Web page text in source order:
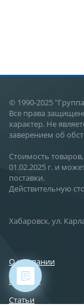
© 1990-2025
Все права
характер. Не
заверением об
Стоимость
01.02.2025 г. и
поставки.
Действительную
Хабаровск, ул.
О компании
Новости
Статьи